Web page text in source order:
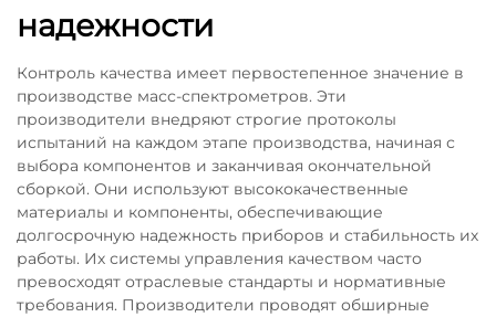
надежности
Контроль качества имеет первостепенное значение в
производстве масс-спектрометров. Эти
производители внедряют строгие протоколы
испытаний на каждом этапе производства, начиная с
выбора компонентов и заканчивая окончательной
сборкой. Они используют высококачественные
материалы и компоненты, обеспечивающие
долгосрочную надежность приборов и стабильность их
работы. Их системы управления качеством часто
превосходят отраслевые стандарты и нормативные
требования. Производители проводят обширные